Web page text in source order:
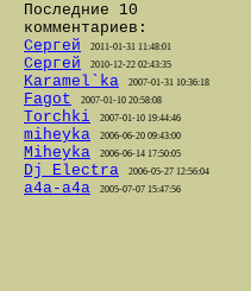
Последние 10
комментариев:
Сергей
2011-01-31 11:48:01
Сергей 2010-12-22 02:43:35
Karamel`ka 2007-01-31 10:36:18
Fagot 2007-01-10 20:58:08
Torchki 2007-01-10 19:44:46
miheyka 2006-06-20 09:43:00
Miheyka 2006-06-14 17:50:05
Dj_Electra 2006-05-27 12:56:04
a4a-a4a 2005-07-07 15:47:56